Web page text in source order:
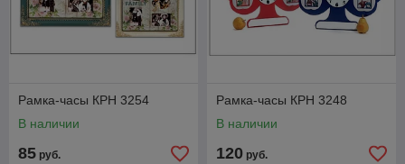
Рамка-часы КРН 3254
В наличии
85 руб.
Рамка-часы КРН 3248
В наличии
120 руб.